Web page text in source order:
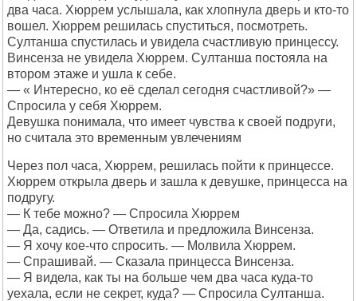
два часа. Хюррем услышала, как хлопнула дверь и кто-то
вошел. Хюррем решилась спуститься, посмотреть.
Султанша спустилась и увидела счастливую принцессу.
Винсенза не увидела Хюррем. Султанша постояла на
втором этаже и ушла к себе.
— « Интересно, ко её сделал сегодня счастливой?» —
Спросила у себя Хюррем.
Девушка понимала, что имеет чувства к своей подруги,
но считала это временным увлечениям
Через пол часа, Хюррем, решилась пойти к принцессе.
Хюррем открыла дверь и зашла к девушке, принцесса на
подругу.
— К тебе можно? — Спросила Хюррем
— Да, садись. — Ответила и предложила Винсенза.
— Я хочу кое-что спросить. — Молвила Хюррем.
— Спрашивай. — Сказала принцесса Винсенза.
— Я видела, как ты на больше чем два часа куда-то
уехала, если не секрет, куда? — Спросила Султанша.